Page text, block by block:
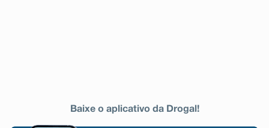
Baixe o aplicativo da Drogal!